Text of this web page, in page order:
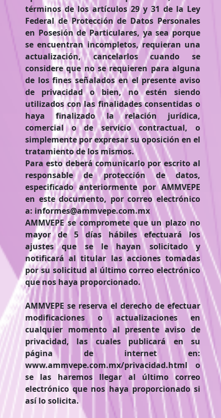
términos de los artículos 29 y 31 de la Ley
Federal de Protección de Datos Personales
en Posesión de Particulares, ya sea porque
se encuentran incompletos, requieran una
actualización, cancelarlos cuando se
considere que no se requieren para alguna
de los fines señalados en el presente aviso
de privacidad o bien, no estén siendo
utilizados con las finalidades consentidas o
haya finalizado la relación jurídica,
comercial o de servicio contractual, o
simplemente por expresar su oposición en el
tratamiento de los mismos.
Para esto deberá comunicarlo por escrito al
responsable de protección de datos,
especificado anteriormente por AMMVEPE
en este documento, por correo electrónico
a: informes@ammvepe.com.mx
AMMVEPE se compromete que un plazo no
mayor de 5 días hábiles efectuará los
ajustes que se le hayan solicitado y
notificará al titular las acciones tomadas
por su solicitud al último correo electrónico
que nos haya proporcionado.
AMMVEPE se reserva el derecho de efectuar
modificaciones o actualizaciones en
cualquier momento al presente aviso de
privacidad, las cuales publicará en su
página de internet en:
www.ammvepe.com.mx/privacidad.html o
se las haremos llegar al último correo
electrónico que nos haya proporcionado si
así lo solicita.